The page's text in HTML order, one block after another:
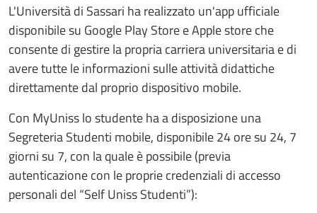
L'Università di Sassari ha realizzato un'app ufficiale
disponibile su Google Play Store e Apple store che
consente di gestire la propria carriera universitaria e di
avere tutte le informazioni sulle attività didattiche
direttamente dal proprio dispositivo mobile.
Con MyUniss lo studente ha a disposizione una
Segreteria Studenti mobile, disponibile 24 ore su 24, 7
giorni su 7, con la quale è possibile (previa
autenticazione con le proprie credenziali di accesso
personali del “Self Uniss Studenti”):